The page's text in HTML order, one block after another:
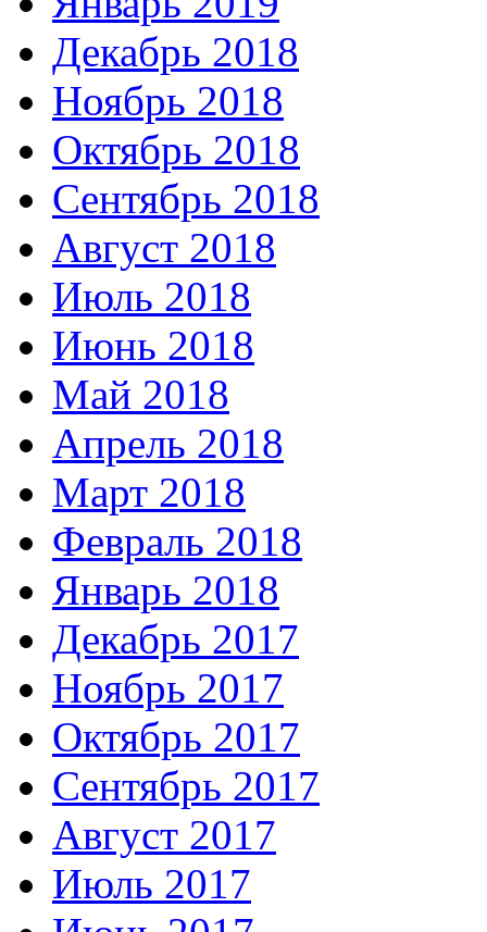
Декабрь 2018
Ноябрь 2018
Октябрь 2018
Сентябрь 2018
Август 2018
Июль 2018
Июнь 2018
Май 2018
Апрель 2018
Март 2018
Февраль 2018
Январь 2018
Декабрь 2017
Ноябрь 2017
Октябрь 2017
Сентябрь 2017
Август 2017
Июль 2017